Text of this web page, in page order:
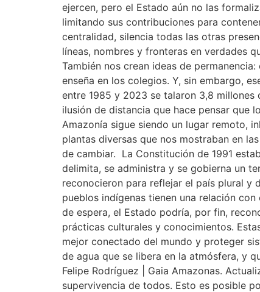
ejercen, pero el Estado aún no las
limitando sus contribuciones para
centralidad, silencia todas las otras
líneas, nombres y fronteras en verdades
También nos crean ideas de
enseña en los colegios. Y, sin embargo,
entre 1985 y 2023 se talaron 3,8
ilusión de distancia que hace pensar que
Amazonía sigue siendo un lugar remoto,
plantas diversas que nos mostraban en
de cambiar. La Constitución de 1991
delimita, se administra y se gobierna un
reconocieron para reflejar el país plural y
pueblos indígenas tienen una relación
de espera, el Estado podría, por fin,
prácticas culturales y conocimientos.
mejor conectado del mundo y proteger
de agua que se libera en la atmósfera, y
Felipe Rodríguez | Gaia Amazonas.
supervivencia de todos. Esto es posible